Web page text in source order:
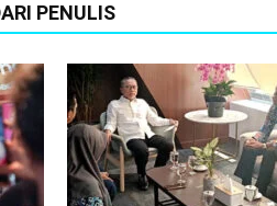
PENULIS